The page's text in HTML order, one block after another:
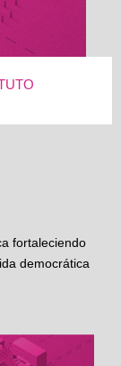
fortaleciendo
democrática